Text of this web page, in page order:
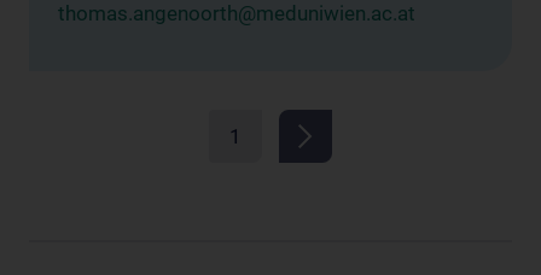
thomas.angenoorth@meduniwien.ac.at
1